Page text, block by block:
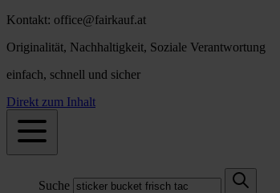
Kontakt: office@fairkauf.at
Originalität, Nachhaltigkeit, Soziale Verantwortung
einfach, schnell und sicher
Direkt zum Inhalt
Suche